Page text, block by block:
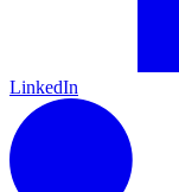
LinkedIn